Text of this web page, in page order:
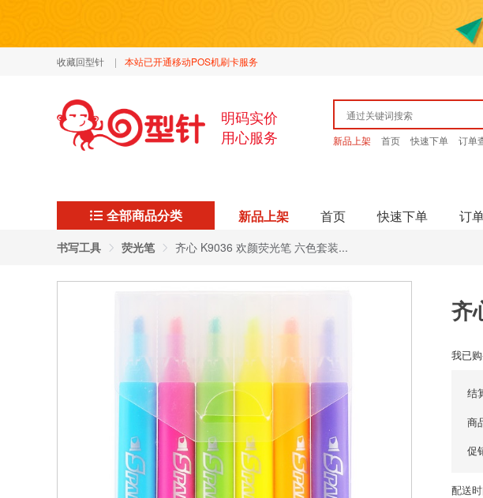
收藏回型针 | 本站已开通移动POS机刷卡服务
明码实价
用心服务
新品上架 首页 快速下单 订单
全部商品分类 新品上架 首页 快速下单 订
书写工具 荧光笔 齐心 K9036 欢颜荧光笔 六色套装...
齐
我已
结
商
促
配送